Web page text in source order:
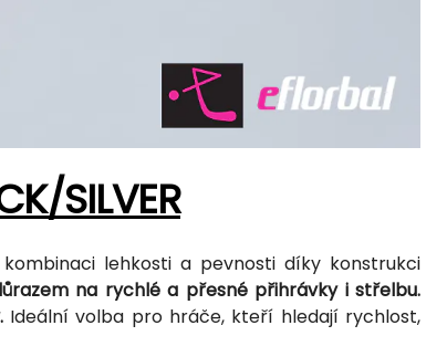
SILVER
lehkosti a pevnosti díky konstrukci
na rychlé a přesné přihrávky i střelbu.
Ideální volba pro hráče, kteří hledají rychlost,